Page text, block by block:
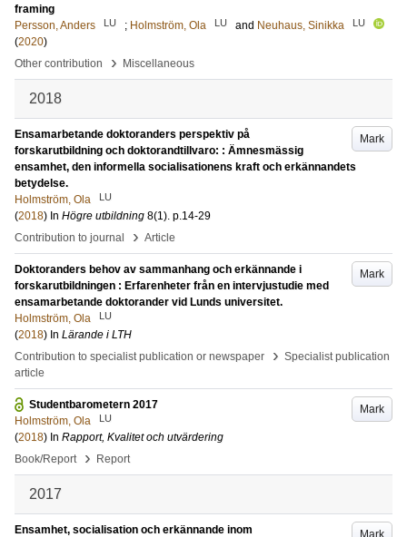
framing
Persson, Anders
LU ; Holmström, Ola LU and Neuhaus, Sinikka LU
(2020)
Other contribution
› Miscellaneous
2018
Mark
Ensamarbetande doktoranders perspektiv på
forskarutbildning och doktorandtillvaro: : Ämnesmässig
ensamhet, den informella socialisationens kraft och erkännandets
betydelse.
Holmström, Ola
LU
(2018) In Högre utbildning 8(1). p.14-29
Contribution to journal
› Article
Mark
Doktoranders behov av sammanhang och erkännande i
forskarutbildningen : Erfarenheter från en intervjustudie med
ensamarbetande doktorander vid Lunds universitet.
Holmström, Ola
LU
(2018) In Lärande i LTH
Contribution to specialist publication or newspaper
› Specialist publication
article
Mark
Studentbarometern 2017
Holmström, Ola
LU
(2018) In Rapport, Kvalitet och utvärdering
Book/Report
› Report
2017
Mark
Ensamhet, socialisation och erkännande inom